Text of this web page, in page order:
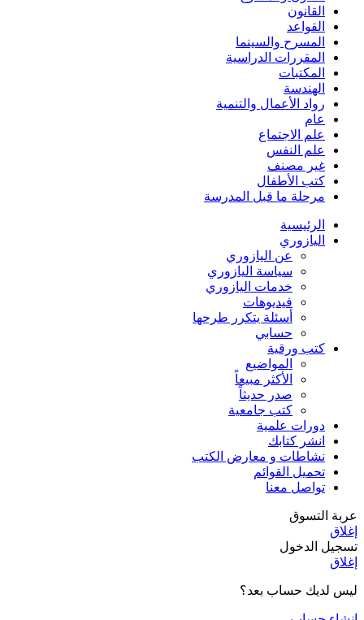
القانون
القواعد
المسرح والسينما
المقررات الدراسية
المكتبات
الهندسة
رواد الأعمال والتنمية
عام
علم الاجتماع
علم النفس
غير مصنف
كتب الأطفال
مرحلة ما قبل المدرسة
الرئيسية
اليازوري
عن اليازوري
سياسة اليازوري
خدمات اليازوري
فيديوهات
أسئلة يتكرر طرحها
حسابي
كتب ورقية
المواضيع
الأكثر مبيعاً
صدر حديثاً
كتب جامعية
دورات علمية
انشر كتابك
نشاطات و معارض الكتب
تحميل القوائم
تواصل معنا
عربة التسوق
إغلاق
تسجيل الدخول
إغلاق
ليس لديك حساب بعد؟